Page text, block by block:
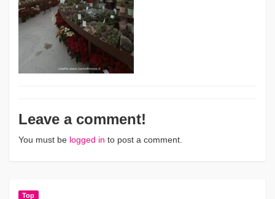
Leave a comment!
You must be logged in to post a comment.
Top